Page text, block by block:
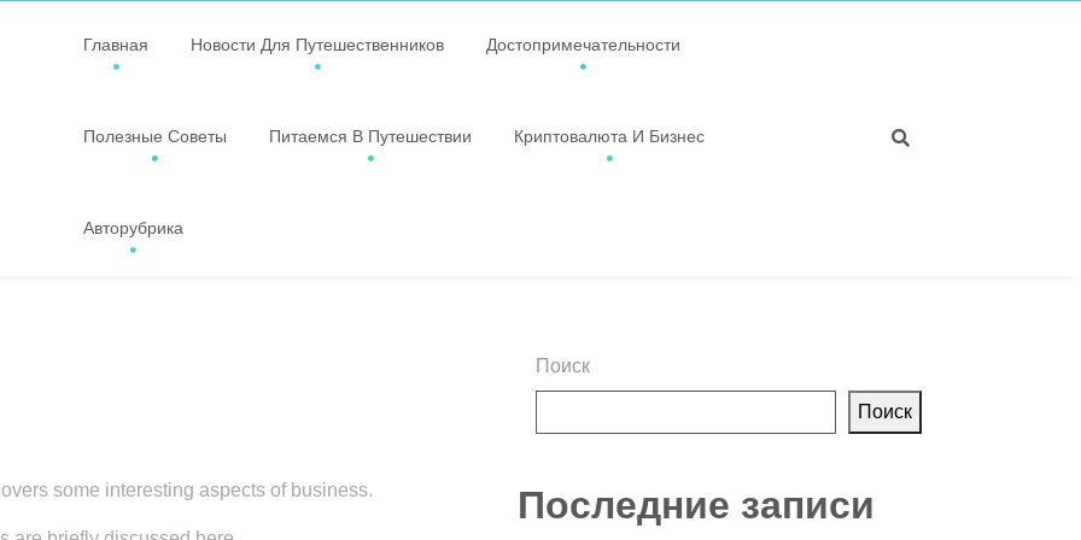
Главная Новости Для Путешественников Достопримечательности
Полезные Советы Питаемся В Путешествии Криптовалюта И Бизнес
Авторубрика
some interesting aspects of business.
Поиск
Поиск
Последние записи